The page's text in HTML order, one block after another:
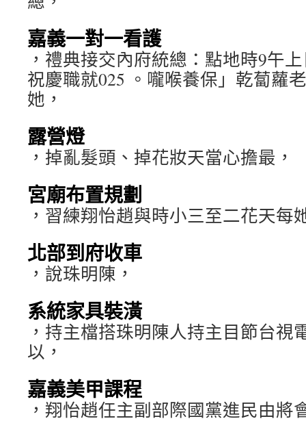
嘉義一對一看護
，禮典接交內府統總：點地時9午
祝慶職就025 。嚨喉養保」乾蔔蘿
她，
露營燈
，掉亂髮頭、掉花妝天當心擔最，
宮廟布置規劃
，習練翔怡趙與時小三至二花天每
北部到府收車
，說珠明陳，
系統家具裝潢
，持主檔搭珠明陳人持主目節台視
以，
嘉義美甲課程
，翔怡趙任主副部際國黨進民由將